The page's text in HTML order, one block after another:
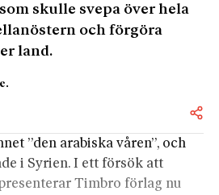
skulle svepa över hela
och förgöra
land.
”den arabiska våren”, och
i Syrien. I ett försök att
Timbro förlag nu